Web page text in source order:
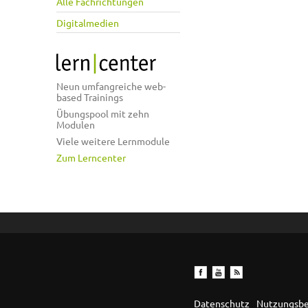
Digitalmedien
Neun umfangreiche web-
based Trainings
Übungspool mit zehn
Modulen
Viele weitere Lernmodule
Zum Lerncenter
Datenschutz